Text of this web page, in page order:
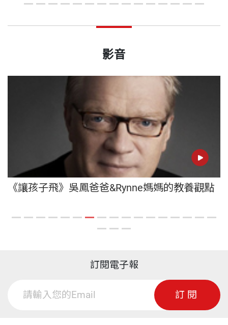
影音
《讓孩子飛》吳鳳爸爸&Rynne媽媽的教養觀點
訂閱電子報
訂閱